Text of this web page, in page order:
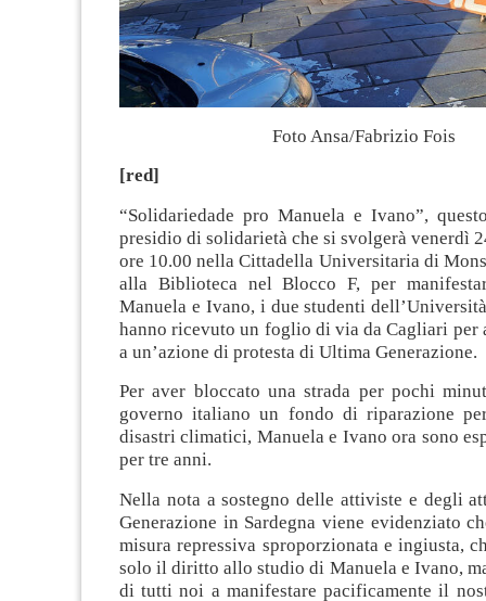
Foto Ansa/Fabrizio Fois
[red]
“Solidariedade pro Manuela e Ivano”,
presidio di solidarietà che si svolgerà venerdì
ore 10.00 nella Cittadella Universitaria di
alla Biblioteca nel Blocco F, per
Manuela e Ivano, i due studenti
hanno ricevuto un foglio di via da Cagliari per
a un’azione di protesta di Ultima Generazione.
Per aver bloccato una strada per pochi
governo italiano un fondo di riparazione
disastri climatici, Manuela e Ivano ora sono
per tre anni.
Nella nota a sostegno delle attiviste e degli
Generazione in Sardegna viene evidenziato
misura repressiva sproporzionata e ingiusta,
solo il diritto allo studio di Manuela e Ivano,
di tutti noi a manifestare pacificamente il